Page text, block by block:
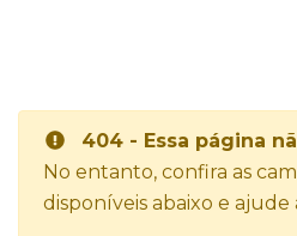
404 - Essa página
No entanto, confira as
disponíveis abaixo e ajude